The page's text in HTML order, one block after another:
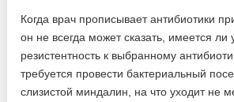
Когда врач прописывает антибиотики
он не всегда может сказать, имеется ли
резистентность к выбранному
требуется провести бактериальный
слизистой миндалин, на что уходит не